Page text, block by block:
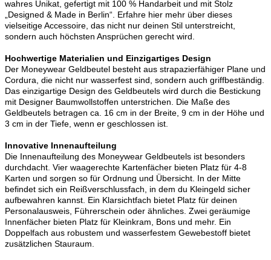
wahres Unikat, gefertigt mit 100 % Handarbeit und mit Stolz
„Designed & Made in Berlin“. Erfahre hier mehr über dieses
vielseitige Accessoire, das nicht nur deinen Stil unterstreicht,
sondern auch höchsten Ansprüchen gerecht wird.
Hochwertige Materialien und Einzigartiges Design
Der Moneywear Geldbeutel besteht aus strapazierfähiger Plane und
Cordura, die nicht nur wasserfest sind, sondern auch griffbeständig.
Das einzigartige Design des Geldbeutels wird durch die Bestickung
mit Designer Baumwollstoffen unterstrichen. Die Maße des
Geldbeutels betragen ca. 16 cm in der Breite, 9 cm in der Höhe und
3 cm in der Tiefe, wenn er geschlossen ist.
Innovative Innenaufteilung
Die Innenaufteilung des Moneywear Geldbeutels ist besonders
durchdacht. Vier waagerechte Kartenfächer bieten Platz für 4-8
Karten und sorgen so für Ordnung und Übersicht. In der Mitte
befindet sich ein Reißverschlussfach, in dem du Kleingeld sicher
aufbewahren kannst. Ein Klarsichtfach bietet Platz für deinen
Personalausweis, Führerschein oder ähnliches. Zwei geräumige
Innenfächer bieten Platz für Kleinkram, Bons und mehr. Ein
Doppelfach aus robustem und wasserfestem Gewebestoff bietet
zusätzlichen Stauraum.